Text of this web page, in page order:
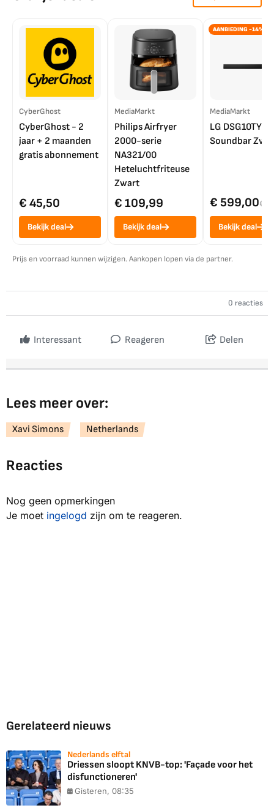
CyberGhost
CyberGhost - 2
jaar + 2 maanden
gratis abonnement
€ 45,50
Bekijk deal
MediaMarkt
Philips Airfryer
2000-serie
NA321/00
Heteluchtfriteuse
Zwart
€ 109,99
Bekijk deal
AANBIEDING -14%
MediaMarkt
LG DSG10TY
Soundbar
€ 599,00€
Bekijk deal
Prijs en voorraad kunnen wijzigen. Aankopen lopen via de partner.
0 reacties
Interessant Reageren Delen
Lees meer over:
Xavi Simons Netherlands
Reacties
Nog geen opmerkingen
Je moet ingelogd zijn om te reageren.
Gerelateerd nieuws
Nederlands elftal
Driessen sloopt KNVB-top: 'Façade voor het
disfunctioneren'
Gisteren, 08:35